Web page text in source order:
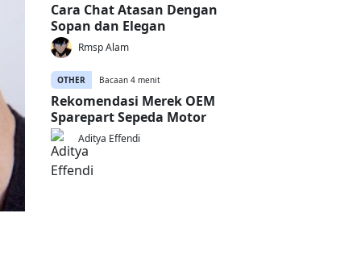
Cara Chat Atasan Dengan
Sopan dan Elegan
Rmsp Alam
OTHER Bacaan 4 menit
Rekomendasi Merek OEM
Sparepart Sepeda Motor
Aditya Effendi